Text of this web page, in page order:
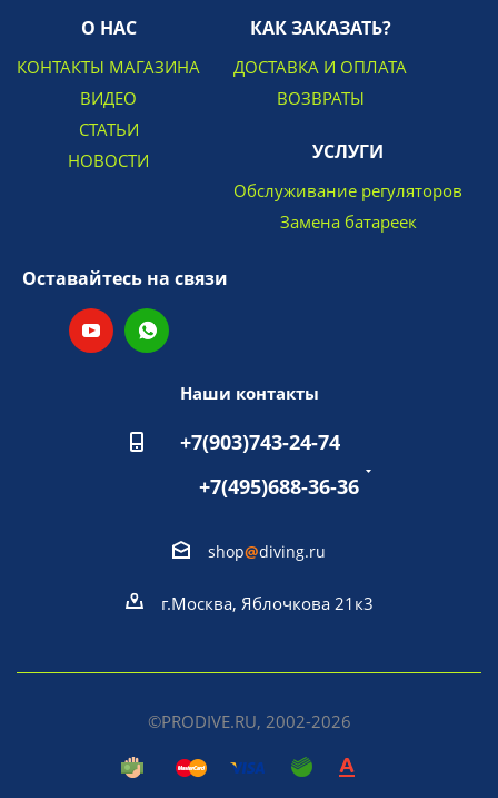
О НАС
КОНТАКТЫ МАГАЗИНА
ВИДЕО
СТАТЬИ
НОВОСТИ
КАК ЗАКАЗАТЬ?
ДОСТАВКА И ОПЛАТА
ВОЗВРАТЫ
УСЛУГИ
Обслуживание регуляторов
Замена батареек
Оставайтесь на связи
Наши контакты
+7(903)743-24-74
+7(495)688-36-36
shop@diving.ru
г.Москва, Яблочкова 21к3
©PRODIVE.RU, 2002-2026